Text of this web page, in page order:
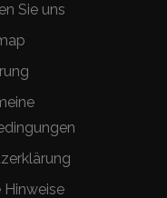
Sie uns
Hinweise